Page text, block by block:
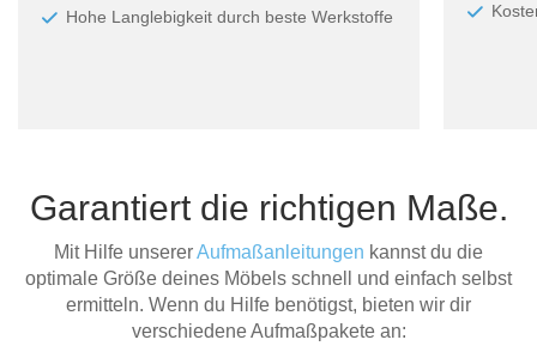
Hohe Langlebigkeit durch beste Werkstoffe
Garantiert die richtigen Maße.
Mit Hilfe unsererAufmaßanleitungen kannst du die
optimale Größe deines Möbels schnell und einfach selbst
ermitteln. Wenn du Hilfe benötigst, bieten wir dir
verschiedene Aufmaßpakete an: